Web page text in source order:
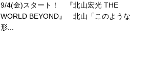
9/4(金)スタート！ 『北山宏光 THE
WORLD BEYOND』 北山「このような
形...